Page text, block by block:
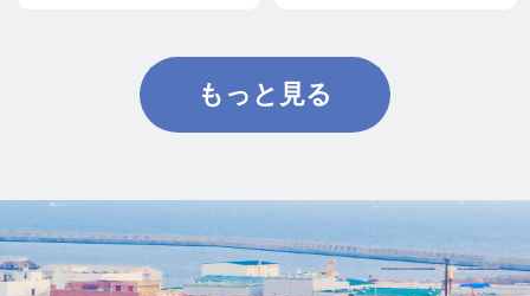
もっと見る